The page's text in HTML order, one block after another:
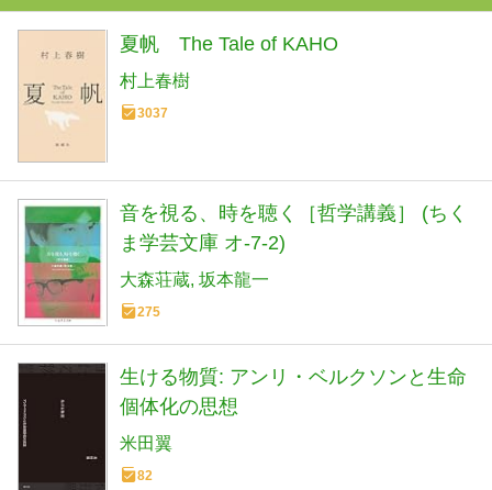
夏帆 The Tale of KAHO
村上春樹
3037
音を視る、時を聴く［哲学講義］ (ちく
ま学芸文庫 オ-7-2)
大森荘蔵 坂本龍一
275
生ける物質: アンリ・ベルクソンと生命
個体化の思想
米田翼
82